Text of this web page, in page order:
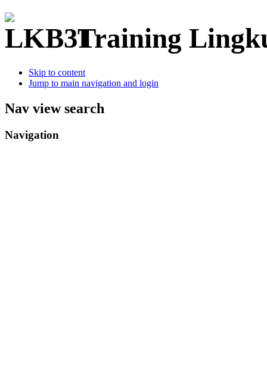
Training
Skip to content
Jump to main navigation and login
Nav view search
Navigation